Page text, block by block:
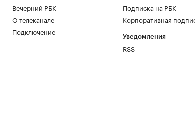
Вечерний РБК
О телеканале
Подключение
Подписка на РБК
Корпоративная
Уведомления
RSS